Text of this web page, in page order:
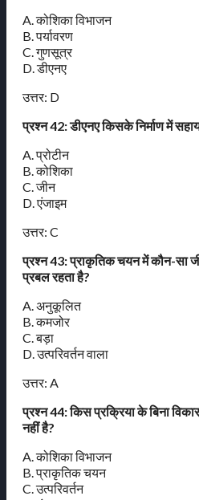
A. कोशिका विभाजन
B. पर्यावरण
C. गुणसूत्र
D. डीएनए
उत्तर: D
प्रश्न 42: डीएनए किसके निर्माण में
A. प्रोटीन
B. कोशिका
C. जीन
D. एंजाइम
उत्तर: C
प्रश्न 43: प्राकृतिक चयन में कौन-सा
प्रबल रहता है?
A. अनुकूलित
B. कमजोर
C. बड़ा
D. उत्परिवर्तन वाला
उत्तर: A
प्रश्न 44: किस प्रक्रिया के बिना
नहीं है?
A. कोशिका विभाजन
B. प्राकृतिक चयन
C. उत्परिवर्तन